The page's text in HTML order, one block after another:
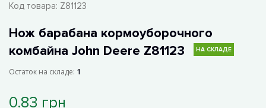
Код товара: Z81123
Нож барабана кормоуборочного
комбайна John Deere Z81123
НА СКЛАДЕ
Остаток на складе: 1
0.83 грн